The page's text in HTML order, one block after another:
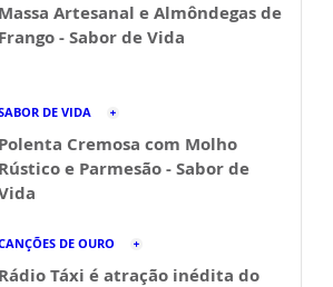
Massa Artesanal e Almôndegas de
Frango - Sabor de Vida
DE VIDA
Polenta Cremosa com Molho
Rústico e Parmesão - Sabor de
DE OURO
Rádio Táxi é atração inédita do